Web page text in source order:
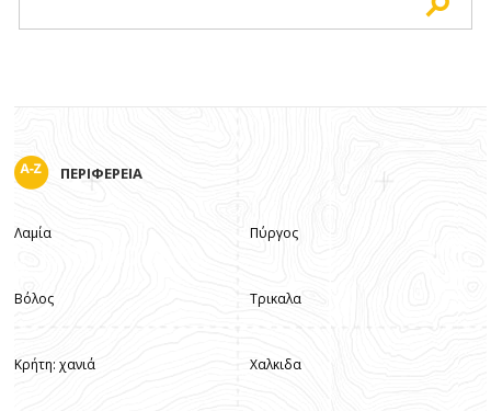
ΠΕΡΙΦΕΡΕΙΑ
Λαμία
Βόλος
Κρήτη: χανιά
Πύργος
Τρικαλα
Χαλκιδα